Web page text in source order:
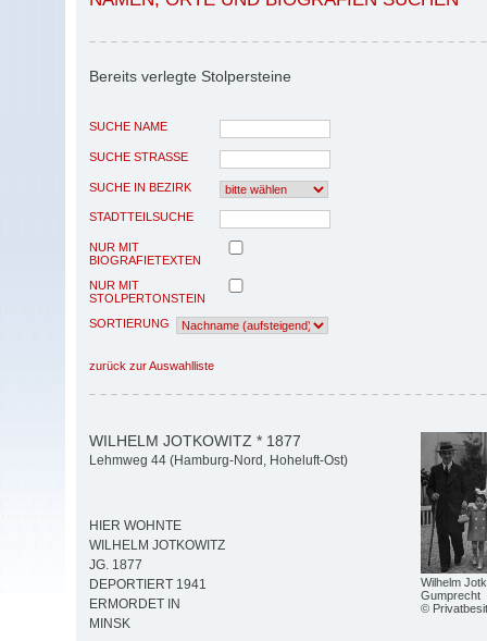
Bereits verlegte Stolpersteine
SUCHE NAME
SUCHE STRASSE
SUCHE IN BEZIRK
STADTTEILSUCHE
NUR MIT
BIOGRAFIETEXTEN
NUR MIT
STOLPERTONSTEIN
SORTIERUNG
zurück zur Auswahlliste
Wilhelm
Gumprecht
©
WILHELM JOTKOWITZ * 1877
Lehmweg 44 (Hamburg-Nord, Hoheluft-Ost)
HIER WOHNTE
WILHELM JOTKOWITZ
JG. 1877
DEPORTIERT 1941
ERMORDET IN
MINSK